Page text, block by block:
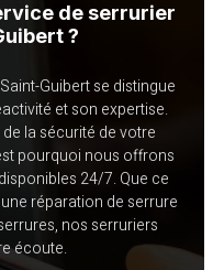
de serrurier
?
Guibert se distingue
et son expertise.
la sécurité de votre
pourquoi nous offrons
24/7. Que ce
réparation de serrure
nos serruriers
écoute.